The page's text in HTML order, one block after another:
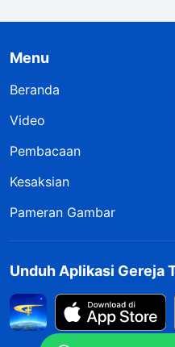
Menu
Beranda
Video
Pembacaan
Kesaksian
Pameran Gambar
Unduh Aplikasi Gereja